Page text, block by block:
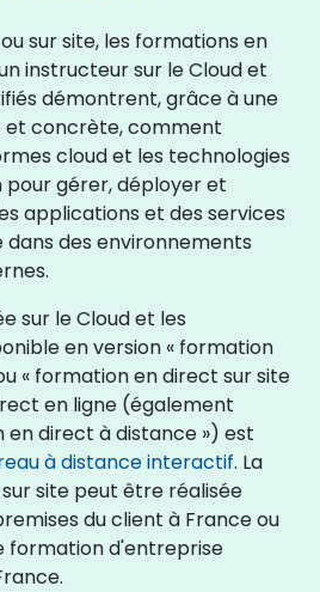
sur site, les formations en
instructeur sur le Cloud et
démontrent, grâce à une
concrète, comment
cloud et les technologies
gérer, déployer et
applications et des services
des environnements
sur le Cloud et les
en version « formation
« formation en direct sur site
en ligne (également
direct à distance ») est
à distance interactif. La
site peut être réalisée
du client à France ou
formation d'entreprise